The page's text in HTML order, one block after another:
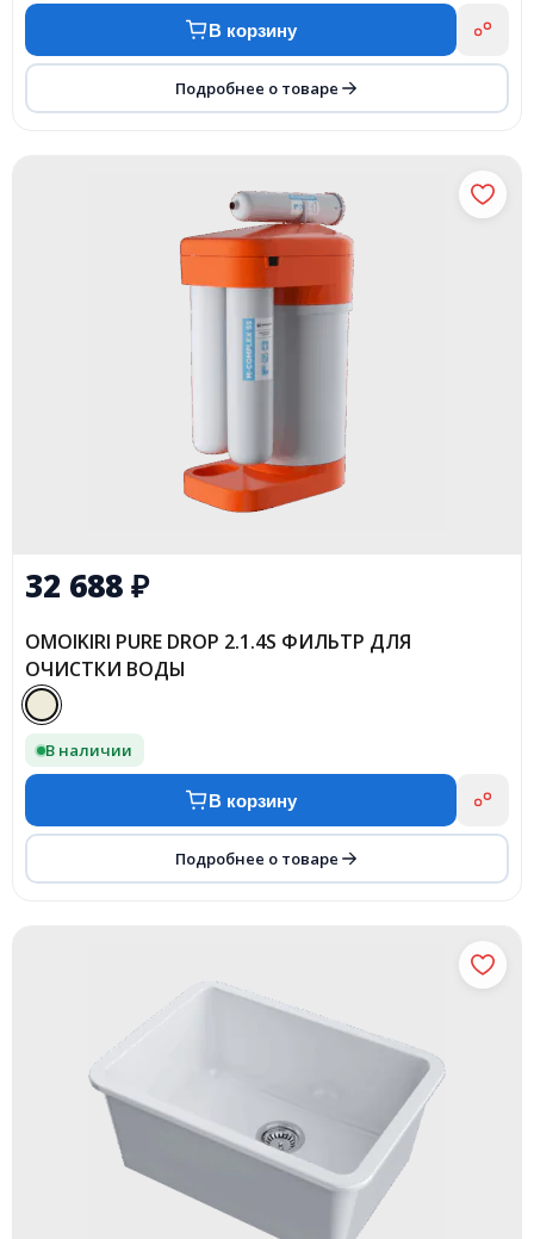
В корзину
Подробнее о товаре
32 688₽
OMOIKIRI PURE DROP 2.1.4S ФИЛЬТР ДЛЯ
ОЧИСТКИ ВОДЫ
В наличии
В корзину
Подробнее о товаре